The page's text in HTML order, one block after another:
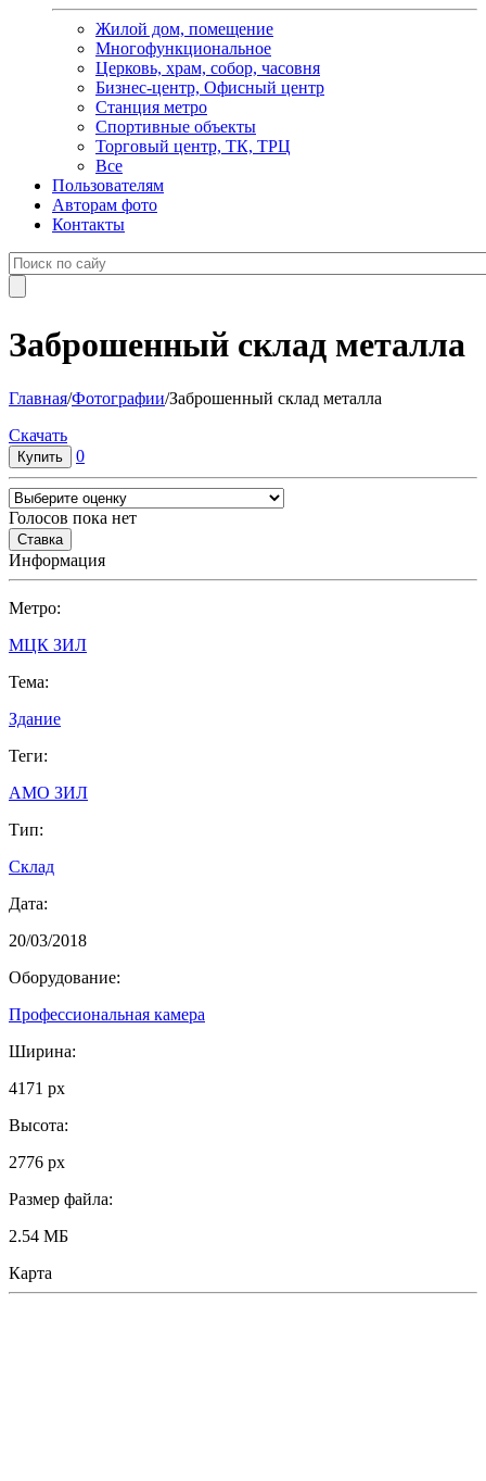
Жилой дом, помещение
Многофункциональное
Церковь, храм, собор, часовня
Бизнес-центр, Офисный центр
Станция метро
Спортивные объекты
Торговый центр, ТК, ТРЦ
Все
Пользователям
Авторам фото
Контакты
Заброшенный склад металла
Главная/Фотографии/Заброшенный склад металла
Cкачать
0
Голосов пока нет
Информация
Метро:
МЦК ЗИЛ
Тема:
Здание
Теги:
АМО ЗИЛ
Тип:
Склад
Дата:
20/03/2018
Оборудование:
Профессиональная камера
Ширина:
4171 px
Высота:
2776 px
Размер файла:
2.54 МБ
Карта